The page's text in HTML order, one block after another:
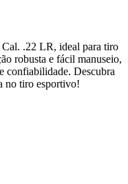
.22 LR, ideal para tiro
robusta e fácil manuseio,
confiabilidade. Descubra
no tiro esportivo!